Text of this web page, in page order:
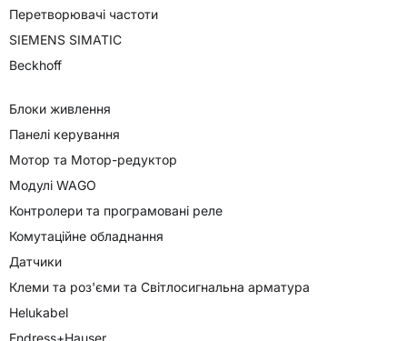
Перетворювачі частоти
SIEMENS SIMATIC
Beckhoff
Блоки живлення
Панелі керування
Мотор та Мотор-редуктор
Модулі WAGO
Контролери та програмовані реле
Комутаційне обладнання
Датчики
Клеми та роз'єми та Світлосигнальна арматура
Helukabel
Endress+Hauser